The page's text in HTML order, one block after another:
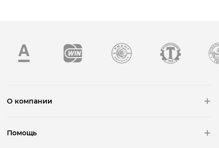
О компании
Помощь